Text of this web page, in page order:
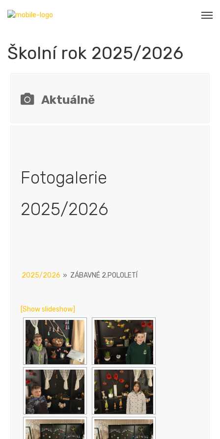
Školní rok 2025/2026
Aktuálně
Fotogalerie
2025/2026
2025/2026 » ZÁBAVNÉ 2.POLOLETÍ
[Show slideshow]